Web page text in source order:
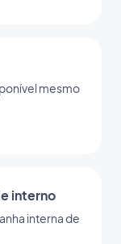
mesmo
interno
interna de